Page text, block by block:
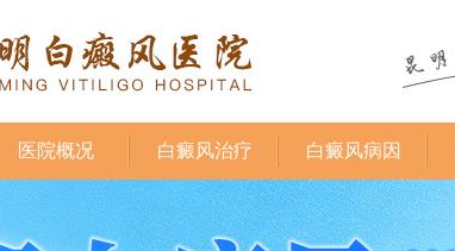
医院概况 白癜风治疗 白癜风病因